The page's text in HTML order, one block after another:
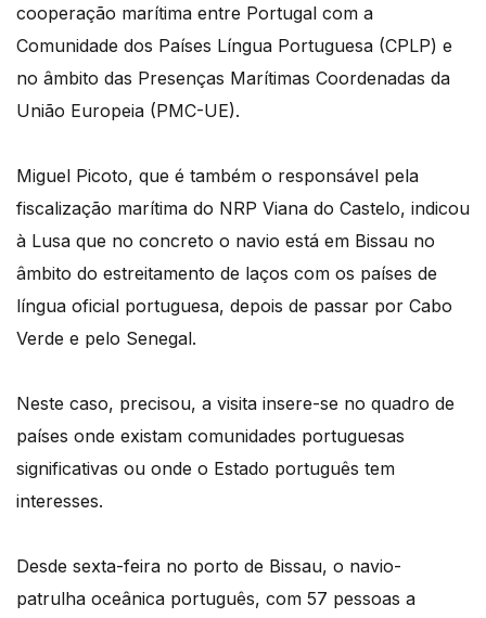
cooperação marítima entre Portugal com a
Comunidade dos Países Língua Portuguesa (CPLP) e
no âmbito das Presenças Marítimas Coordenadas da
União Europeia (PMC-UE).
Miguel Picoto, que é também o responsável pela
fiscalização marítima do NRP Viana do Castelo, indicou
à Lusa que no concreto o navio está em Bissau no
âmbito do estreitamento de laços com os países de
língua oficial portuguesa, depois de passar por Cabo
Verde e pelo Senegal.
Neste caso, precisou, a visita insere-se no quadro de
países onde existam comunidades portuguesas
significativas ou onde o Estado português tem
interesses.
Desde sexta-feira no porto de Bissau, o navio-
patrulha oceânica português, com 57 pessoas a